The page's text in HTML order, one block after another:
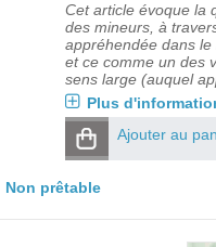
Cet article évoque la
des mineurs, à
appréhendée dans le
et ce comme un des
sens large (auquel
Plus
Ajouter au
Non prêtable